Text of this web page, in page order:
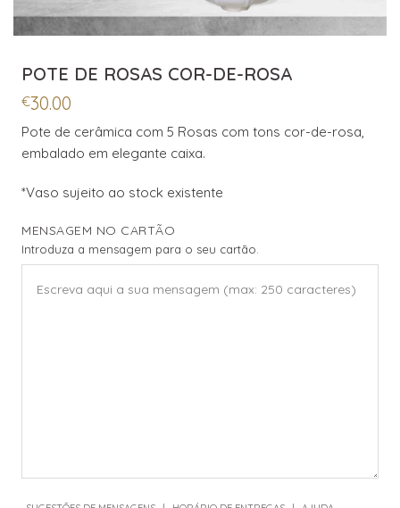
POTE DE ROSAS COR-DE-ROSA
€30.00
Pote de cerâmica com 5 Rosas com tons cor-de-rosa,
embalado em elegante caixa.
*Vaso sujeito ao stock existente
MENSAGEM NO CARTÃO
Introduza a mensagem para o seu cartão.